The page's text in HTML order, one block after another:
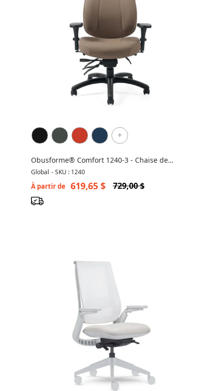
+
Obusforme® Comfort 1240-3 - Chaise de
Bureau
Global -SKU : 1240
À partir de 619,65 $ 729,00 $